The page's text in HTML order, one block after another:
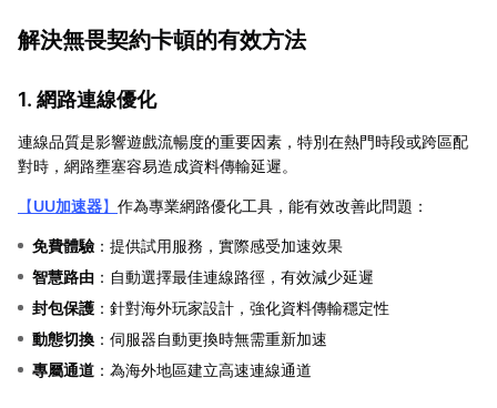
解決無畏契約卡頓的有效方法
1. 網路連線優化
連線品質是影響遊戲流暢度的重要因素，特別在熱門時段或跨區配
對時，網路壅塞容易造成資料傳輸延遲。
【UU加速器】 作為專業網路優化工具，能有效改善此問題：
免費體驗 ：提供試用服務，實際感受加速效果
智慧路由 ：自動選擇最佳連線路徑，有效減少延遲
封包保護 ：針對海外玩家設計，強化資料傳輸穩定性
動態切換 ：伺服器自動更換時無需重新加速
專屬通道 ：為海外地區建立高速連線通道